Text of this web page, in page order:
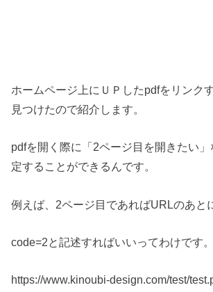
ホームページ上にＵＰしたpdfをリンク
見つけたので紹介します。
pdfを開く際に「2ページ目を開きたい
定することができるんです。
例えば、2ページ目であればURLのあと
code=2と記述すればいいってわけです。
https://www.kinoubi-design.com/test/